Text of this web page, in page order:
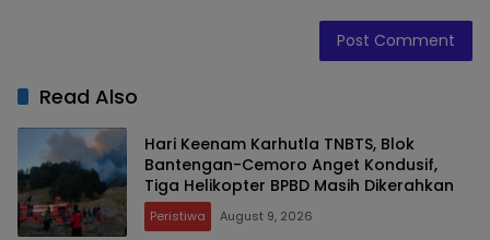
Read Also
Hari Keenam Karhutla TNBTS, Blok
Bantengan-Cemoro Anget Kondusif,
Tiga Helikopter BPBD Masih Dikerahkan
Peristiwa August 9, 2026